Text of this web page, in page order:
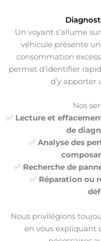
Un voyant s’allume
véhicule présente
consommation
permet d’identifier
d’y apporter
Nos
✅ Lecture et
de
✅ Analyse des
✅ Recherche de
✅ Réparation ou
Nous privilégions
en vous expliquant